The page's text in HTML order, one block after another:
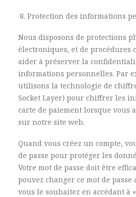
Protection des informations
Nous disposons de protections
électroniques, et de procédures
aider à préserver la
informations personnelles. Par
utilisons la technologie de
Socket Layer) pour chiffrer les
carte de paiement lorsque vous
sur notre site web.
Quand vous créez un compte,
de passe pour protéger les
Votre mot de passe doit être
pouvez changer ce mot de
vous le souhaitez en accédant à